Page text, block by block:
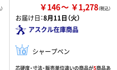
￥146 ￥1,278
お届け日：8月11日（火）
アスクル在庫商品
シャープペン
芯硬度・寸法・販売単位違いの商品が5商品あ